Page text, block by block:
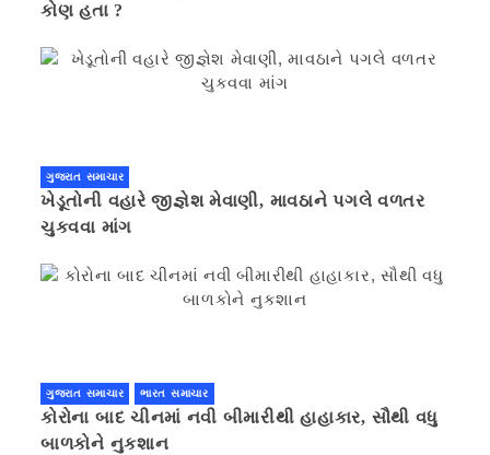
કોણ હતા ?
ગુજરાત સમાચાર
ખેડૂતોની વહારે જીજ્ઞેશ મેવાણી, માવઠાને પગલે વળતર
ચુકવવા માંગ
ગુજરાત સમાચાર ભારત સમાચાર
કોરોના બાદ ચીનમાં નવી બીમારીથી હાહાકાર, સૌથી વધુ
બાળકોને નુકશાન